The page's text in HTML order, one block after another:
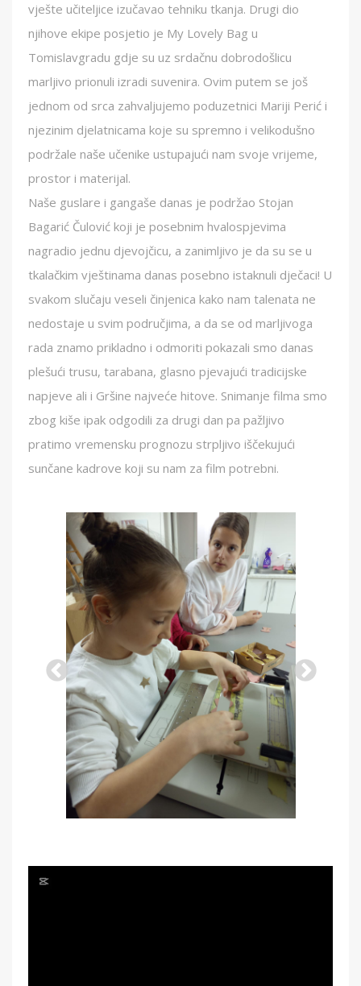
vješte učiteljice izučavao tehniku tkanja. Drugi dio
njihove ekipe posjetio je My Lovely Bag u
Tomislavgradu gdje su uz srdačnu dobrodošlicu
marljivo prionuli izradi suvenira. Ovim putem se još
jednom od srca zahvaljujemo poduzetnici Mariji Perić i
njezinim djelatnicama koje su spremno i velikodušno
podržale naše učenike ustupajući nam svoje vrijeme,
prostor i materijal.
Naše guslare i gangaše danas je podržao Stojan
Bagarić Čulović koji je posebnim hvalospjevima
nagradio jednu djevojčicu, a zanimljivo je da su se u
tkalačkim vještinama danas posebno istaknuli dječaci! U
svakom slučaju veseli činjenica kako nam talenata ne
nedostaje u svim područjima, a da se od marljivoga
rada znamo prikladno i odmoriti pokazali smo danas
plešući trusu, tarabana, glasno pjevajući tradicijske
napjeve ali i Gršine najveće hitove. Snimanje filma smo
zbog kiše ipak odgodili za drugi dan pa pažljivo
pratimo vremensku prognozu strpljivo iščekujući
sunčane kadrove koji su nam za film potrebni.